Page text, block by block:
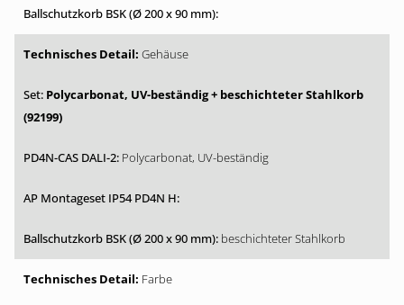
Gehäuse
Polycarbonat, UV-beständig + beschichteter Stahlkorb
(92199)
Polycarbonat, UV-beständig
beschichteter Stahlkorb
Farbe